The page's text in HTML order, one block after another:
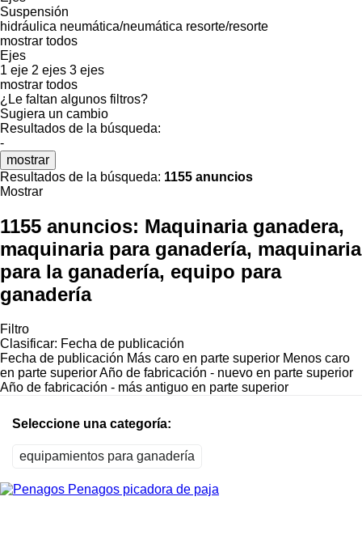
Suspensión
hidráulica neumática/neumática resorte/resorte
mostrar todos
Ejes
1 eje 2 ejes 3 ejes
mostrar todos
¿Le faltan algunos filtros?
Sugiera un cambio
Resultados de la búsqueda:
-
mostrar
Resultados de la búsqueda: 1155 anuncios
Mostrar
1155 anuncios: Maquinaria ganadera,
maquinaria para ganadería, maquinaria
para la ganadería, equipo para
ganadería
Filtro
Clasificar: Fecha de publicación
Fecha de publicación Más caro en parte superior Menos caro
en parte superiorAño de fabricación - nuevo en parte superior
Año de fabricación - más antiguo en parte superior
Seleccione una categoría:
equipamientos para ganadería